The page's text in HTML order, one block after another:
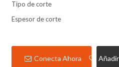
Tipo de corte
Espesor de corte
Conecta Ahora